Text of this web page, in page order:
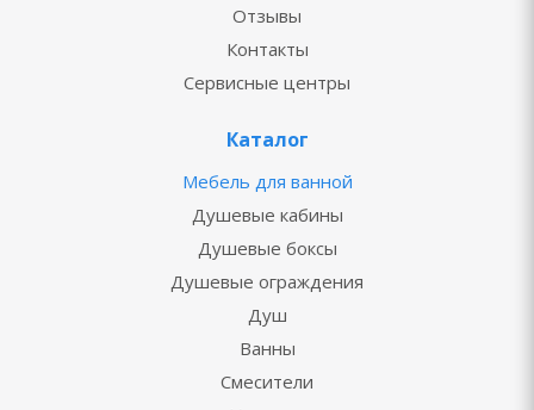
Отзывы
Контакты
Сервисные центры
Каталог
Мебель для ванной
Душевые кабины
Душевые боксы
Душевые ограждения
Душ
Ванны
Смесители